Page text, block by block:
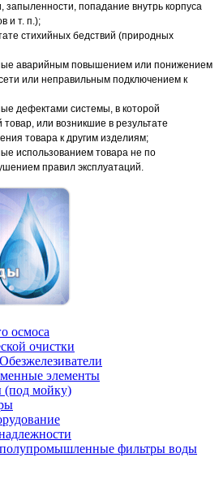
запыленности, попадание внутрь корпуса
и т. п.);
стихийных бедствий (природных
аварийным повышением или понижением
или неправильным подключением к
дефектами системы, в которой
или возникшие в результате
товара к другим изделиям;
использованием товара не по
правил эксплуатаций.
осмоса
очистки
элементы
(под мойку)
фильтры воды